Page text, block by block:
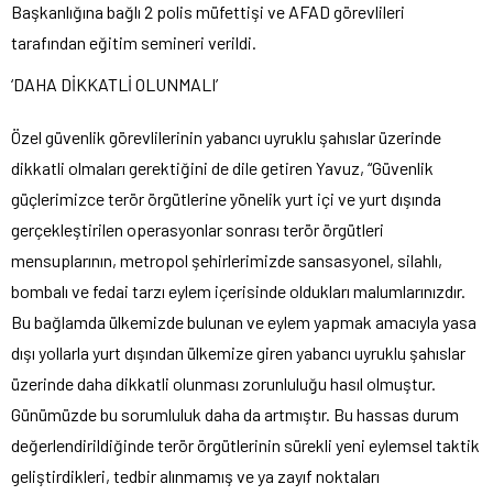
Başkanlığına bağlı 2 polis müfettişi ve AFAD görevlileri
tarafından eğitim semineri verildi.
‘DAHA DİKKATLİ OLUNMALI’
Özel güvenlik görevlilerinin yabancı uyruklu şahıslar üzerinde
dikkatli olmaları gerektiğini de dile getiren Yavuz, “Güvenlik
güçlerimizce terör örgütlerine yönelik yurt içi ve yurt dışında
gerçekleştirilen operasyonlar sonrası terör örgütleri
mensuplarının, metropol şehirlerimizde sansasyonel, silahlı,
bombalı ve fedai tarzı eylem içerisinde oldukları malumlarınızdır.
Bu bağlamda ülkemizde bulunan ve eylem yapmak amacıyla yasa
dışı yollarla yurt dışından ülkemize giren yabancı uyruklu şahıslar
üzerinde daha dikkatli olunması zorunluluğu hasıl olmuştur.
Günümüzde bu sorumluluk daha da artmıştır. Bu hassas durum
değerlendirildiğinde terör örgütlerinin sürekli yeni eylemsel taktik
geliştirdikleri, tedbir alınmamış ve ya zayıf noktaları